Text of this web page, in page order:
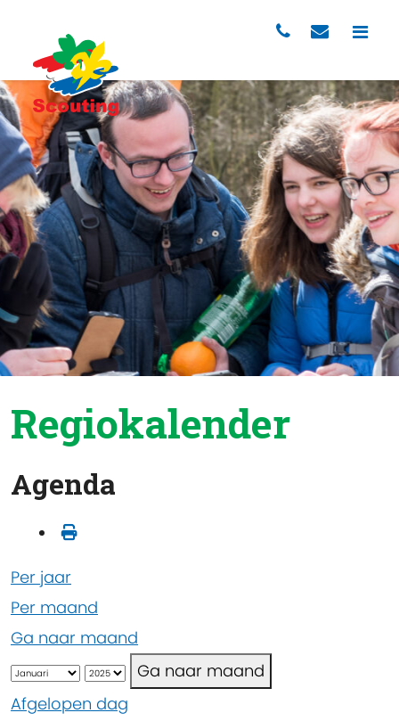
Regiokalender
Agenda
Per jaar
Per maand
Ga naar maand
Ga naar maand
Afgelopen dag